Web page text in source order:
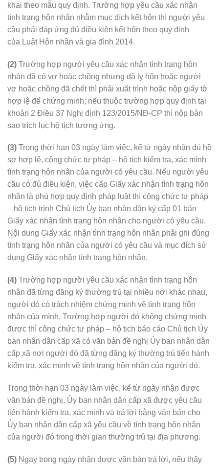
khai theo mẫu quy định. Trường hợp yêu cầu xác nhận
tình trạng hôn nhân nhằm mục đích kết hôn thì người yêu
cầu phải đáp ứng đủ điều kiện kết hôn theo quy định
của Luật Hôn nhân và gia đình 2014.
(2) Trường hợp người yêu cầu xác nhận tình trạng hôn
nhân đã có vợ hoặc chồng nhưng đã ly hôn hoặc người
vợ hoặc chồng đã chết thì phải xuất trình hoặc nộp giấy tờ
hợp lệ để chứng minh; nếu thuộc trường hợp quy định tại
khoản 2 Điều 37 Nghị định 123/2015/NĐ-CP thì nộp bản
sao trích lục hộ tịch tương ứng.
(3) Trong thời hạn 03 ngày làm việc, kể từ ngày nhận đủ hồ
sơ hợp lệ, công chức tư pháp – hộ tịch kiểm tra, xác minh
tình trạng hôn nhân của người có yêu cầu. Nếu người yêu
cầu có đủ điều kiện, việc cấp Giấy xác nhận tình trạng hôn
nhân là phù hợp quy định pháp luật thì công chức tư pháp
– hộ tịch trình Chủ tịch Ủy ban nhân dân ký cấp 01 bản
Giấy xác nhận tình trạng hôn nhân cho người có yêu cầu.
Nội dung Giấy xác nhận tình trạng hôn nhân phải ghi đúng
tình trạng hôn nhân của người có yêu cầu và mục đích sử
dụng Giấy xác nhận tình trạng hôn nhân.
(4) Trường hợp người yêu cầu xác nhận tình trạng hôn
nhân đã từng đăng ký thường trú tại nhiều nơi khác nhau,
người đó có trách nhiệm chứng minh về tình trạng hôn
nhân của mình. Trường hợp người đó không chứng minh
được thì công chức tư pháp – hộ tịch báo cáo Chủ tịch Ủy
ban nhân dân cấp xã có văn bản đề nghị Ủy ban nhân dân
cấp xã nơi người đó đã từng đăng ký thường trú tiến hành
kiểm tra, xác minh về tình trạng hôn nhân của người đó.
Trong thời hạn 03 ngày làm việc, kể từ ngày nhận được
văn bản đề nghị, Ủy ban nhân dân cấp xã được yêu cầu
tiến hành kiểm tra, xác minh và trả lời bằng văn bản cho
Ủy ban nhân dân cấp xã yêu cầu về tình trạng hôn nhân
của người đó trong thời gian thường trú tại địa phương.
(5) Ngay trong ngày nhận được văn bản trả lời, nếu thấy